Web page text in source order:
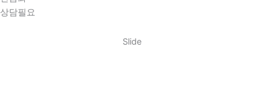
상담필요
Slide